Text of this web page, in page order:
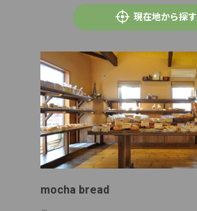
現在地から探す
mocha bread